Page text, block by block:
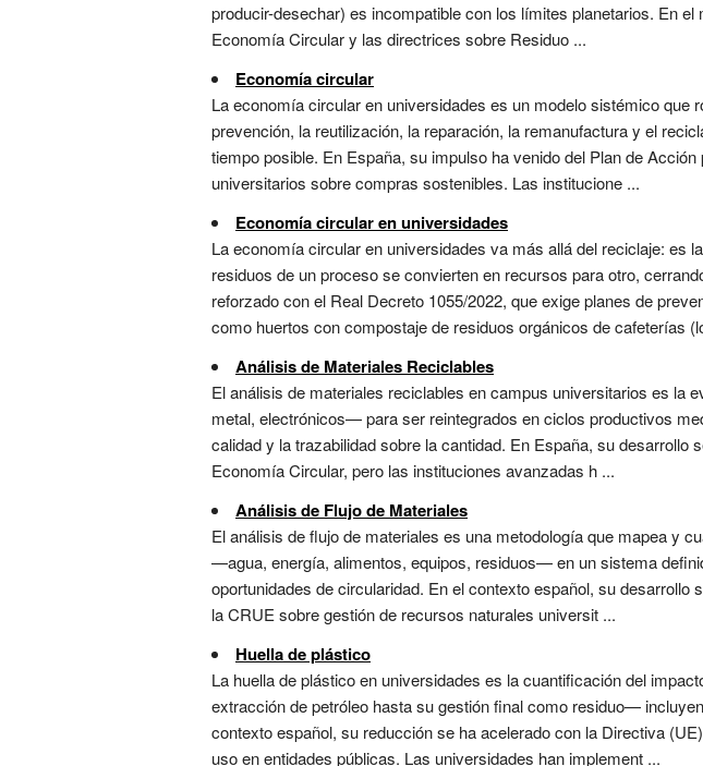
producir-desechar) es incompatible con los límites planetarios. En
Economía Circular y las directrices sobre Residuo ...
Economía circular
La economía circular en universidades es un modelo sistémico que
prevención, la reutilización, la reparación, la remanufactura y el
tiempo posible. En España, su impulso ha venido del Plan de
universitarios sobre compras sostenibles. Las institucione ...
Economía circular en universidades
La economía circular en universidades va más allá del reciclaje: es
residuos de un proceso se convierten en recursos para otro,
reforzado con el Real Decreto 1055/2022, que exige planes de
como huertos con compostaje de residuos orgánicos de cafeterías
Análisis de Materiales Reciclables
El análisis de materiales reciclables en campus universitarios es la
metal, electrónicos— para ser reintegrados en ciclos productivos
calidad y la trazabilidad sobre la cantidad. En España, su
Economía Circular, pero las instituciones avanzadas h ...
Análisis de Flujo de Materiales
El análisis de flujo de materiales es una metodología que mapea y
—agua, energía, alimentos, equipos, residuos— en un sistema
oportunidades de circularidad. En el contexto español, su
la CRUE sobre gestión de recursos naturales universit ...
Huella de plástico
La huella de plástico en universidades es la cuantificación del
extracción de petróleo hasta su gestión final como residuo—
contexto español, su reducción se ha acelerado con la Directiva
uso en entidades públicas. Las universidades han implement ...